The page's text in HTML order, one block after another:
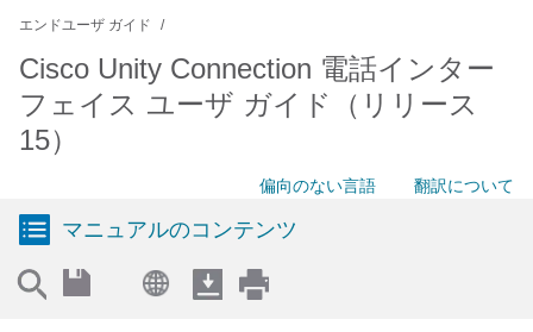
エンドユーザ ガイド
Cisco Unity Connection 電話インター
フェイス ユーザ ガイド（リリース
15）
偏向のない言語 翻訳について
マニュアルのコンテンツ